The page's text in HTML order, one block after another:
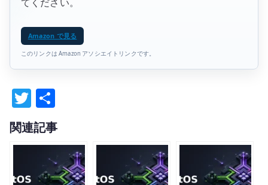
Amazon で見る
このリンクは Amazon アソシエイトリンクです。
T
w
it
te
r
有
関連記事